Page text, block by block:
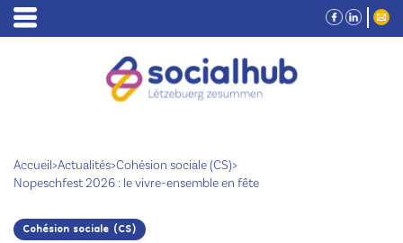
Accueil>Actualités>Cohésion sociale (CS)>
Nopeschfest 2026 : le vivre-ensemble en fête
Cohésion sociale (CS)